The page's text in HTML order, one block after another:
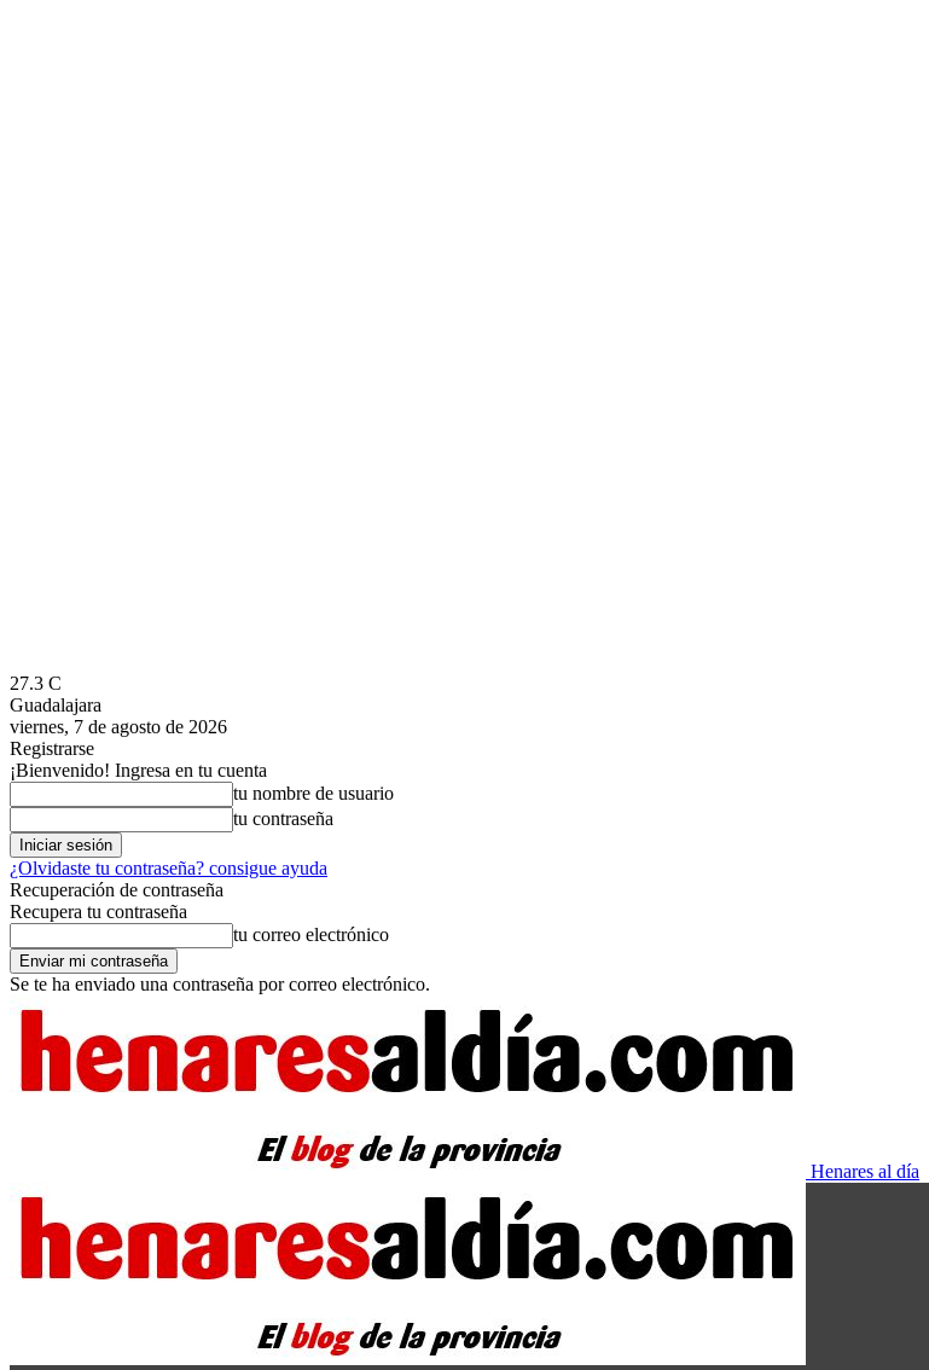
27.3 C
Guadalajara
viernes, 7 de agosto de 2026
Registrarse
¡Bienvenido! Ingresa en tu cuenta
tu nombre de usuario
tu contraseña
¿Olvidaste tu contraseña? consigue ayuda
Recuperación de contraseña
Recupera tu contraseña
tu correo electrónico
Se te ha enviado una contraseña por correo electrónico.
Henares al día